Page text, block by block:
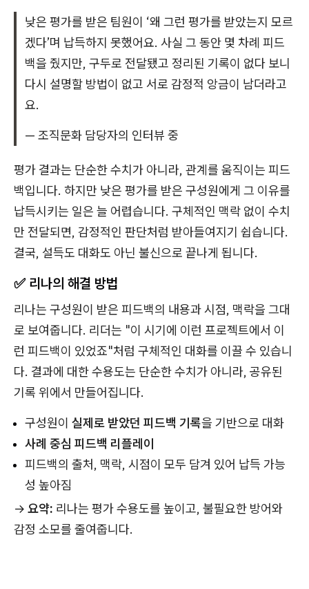
낮은 평가를 받은 팀원이 ‘왜 그런 평가를 받았는지 모르
겠다’며 납득하지 못했어요. 사실 그 동안 몇 차례 피드
백을 줬지만, 구두로 전달됐고 정리된 기록이 없다 보니
다시 설명할 방법이 없고 서로 감정적 앙금이 남더라고
요.
— 조직문화 담당자의 인터뷰 중
평가 결과는 단순한 수치가 아니라, 관계를 움직이는 피드
백입니다. 하지만 낮은 평가를 받은 구성원에게 그 이유를
납득시키는 일은 늘 어렵습니다. 구체적인 맥락 없이 수치
만 전달되면, 감정적인 판단처럼 받아들여지기 쉽습니다.
결국, 설득도 대화도 아닌 불신으로 끝나게 됩니다.
✅ 리나의 해결 방법
리나는 구성원이 받은 피드백의 내용과 시점, 맥락을 그대
로 보여줍니다. 리더는 "이 시기에 이런 프로젝트에서 이
런 피드백이 있었죠"처럼 구체적인 대화를 이끌 수 있습니
다. 결과에 대한 수용도는 단순한 수치가 아니라, 공유된
기록 위에서 만들어집니다.
구성원이 실제로 받았던 피드백 기록을 기반으로 대화
사례 중심 피드백 리플레이
피드백의 출처, 맥락, 시점이 모두 담겨 있어 납득 가능
성 높아짐
→ 요약: 리나는 평가 수용도를 높이고, 불필요한 방어와
감정 소모를 줄여줍니다.